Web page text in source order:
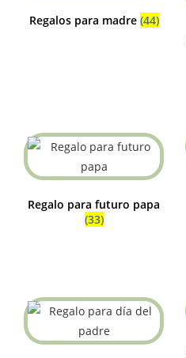
Regalos para madre (44)
Regalo para futuro papa
(33)